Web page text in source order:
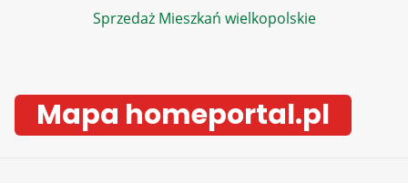
Sprzedaż Mieszkań wielkopolskie
Mapa homeportal.pl